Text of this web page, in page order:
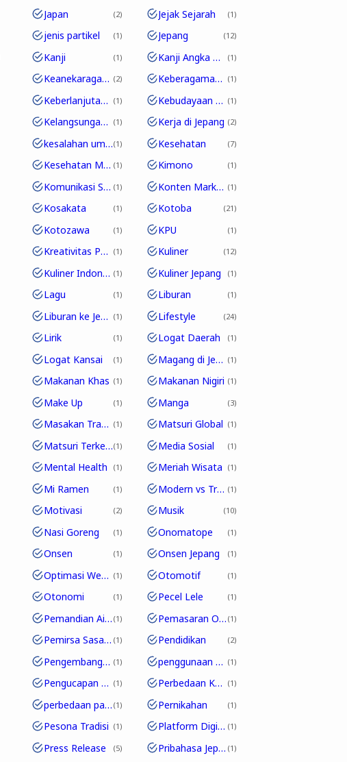
Japan 2 Jejak Sejarah 1
jenis partikel 1 Jepang 12
Kanji 1 Kanji Angka Dalam Bahasa Jepang 1
Keanekaragaman Budaya 2 Keberagaman Budaya 1
Keberlanjutan Bahasa 1 Kebudayaan Pop Jepang 1
Kelangsungan Edo-ben 1 Kerja di Jepang 2
kesalahan umum 1 Kesehatan 7
Kesehatan Mental 1 Kimono 1
Komunikasi Sehari-hari 1 Konten Marketing 1
Kosakata 1 Kotoba 21
Kotozawa 1 KPU 1
Kreativitas Pakaian 1 Kuliner 12
Kuliner Indonesia 1 Kuliner Jepang 1
Lagu 1 Liburan 1
Liburan ke Jepang 1 Lifestyle 24
Lirik 1 Logat Daerah 1
Logat Kansai 1 Magang di Jepang 1
Makanan Khas 1 Makanan Nigiri 1
Make Up 1 Manga 3
Masakan Tradisional 1 Matsuri Global 1
Matsuri Terkenal 1 Media Sosial 1
Mental Health 1 Meriah Wisata 1
Mi Ramen 1 Modern vs Tradisional 1
Motivasi 2 Musik 10
Nasi Goreng 1 Onomatope 1
Onsen 1 Onsen Jepang 1
Optimasi Website 1 Otomotif 1
Otonomi 1 Pecel Lele 1
Pemandian Air Panas 1 Pemasaran Online 1
Pemirsa Sasaran 1 Pendidikan 2
Pengembangan Karakter 1 penggunaan partikel 1
Pengucapan Unik 1 Perbedaan Kosakata 1
perbedaan partikel 1 Pernikahan 1
Pesona Tradisi 1 Platform Digital 1
Press Release 5 Pribahasa Jepang 1